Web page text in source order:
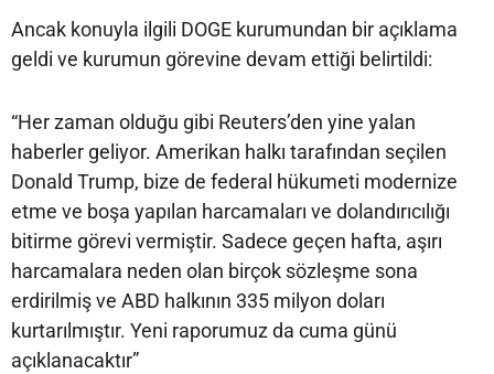
Ancak konuyla ilgili DOGE kurumundan bir açıklama
geldi ve kurumun görevine devam ettiği belirtildi:
“Her zaman olduğu gibi Reuters’den yine yalan
haberler geliyor. Amerikan halkı tarafından seçilen
Donald Trump, bize de federal hükumeti modernize
etme ve boşa yapılan harcamaları ve dolandırıcılığı
bitirme görevi vermiştir. Sadece geçen hafta, aşırı
harcamalara neden olan birçok sözleşme sona
erdirilmiş ve ABD halkının 335 milyon doları
kurtarılmıştır. Yeni raporumuz da cuma günü
açıklanacaktır”